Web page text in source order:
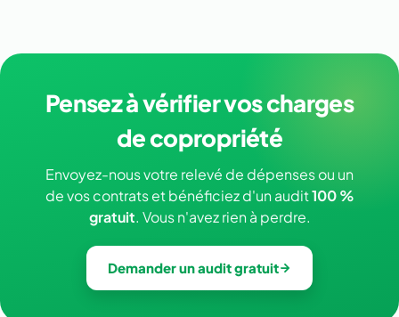
Pensez à vérifier vos charges
de copropriété
Envoyez-nous votre relevé de dépenses ou un
de vos contrats et bénéficiez d'un audit100 %
gratuit. Vous n'avez rien à perdre.
Demander un audit gratuit